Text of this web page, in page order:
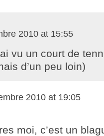
2010 at 15:55
vu un court de
d’un peu loin)
2010 at 19:05
moi, c’est un